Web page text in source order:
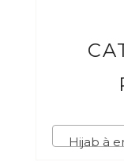
Hijab à